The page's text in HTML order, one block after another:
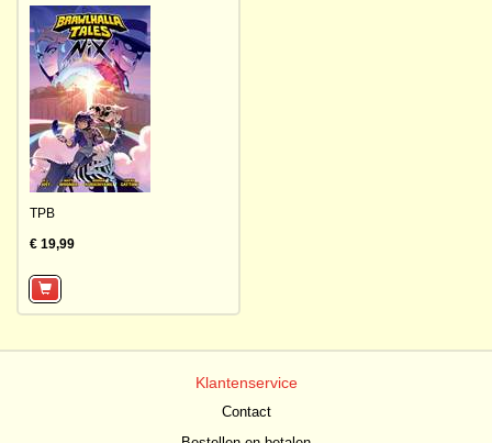
TPB
€ 19,99
Klantenservice
Contact